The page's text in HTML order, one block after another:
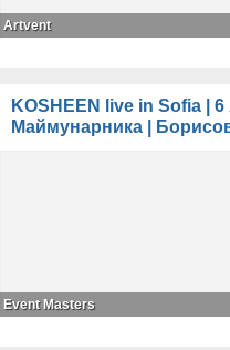
Artvent
KOSHEEN live in Sofia |
Маймунарника |
Event Masters